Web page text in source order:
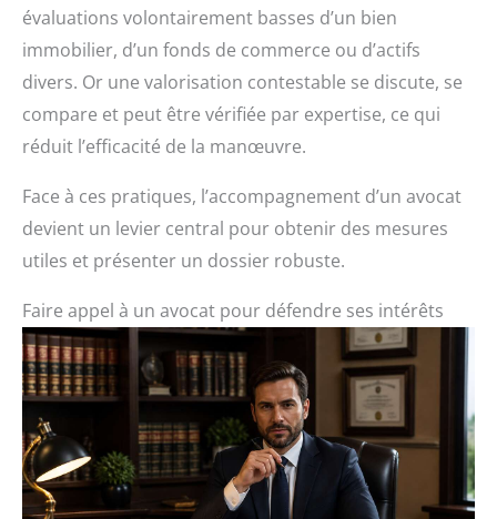
évaluations volontairement basses d’un bien
immobilier, d’un fonds de commerce ou d’actifs
divers. Or une valorisation contestable se discute, se
compare et peut être vérifiée par expertise, ce qui
réduit l’efficacité de la manœuvre.
Face à ces pratiques, l’accompagnement d’un avocat
devient un levier central pour obtenir des mesures
utiles et présenter un dossier robuste.
Faire appel à un avocat pour défendre ses intérêts